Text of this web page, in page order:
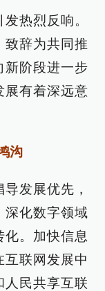
热烈反响。
致辞为共同推
新阶段进一步
展有着深远意
沟
发展优先，
深化数字领域
化。加快信息
互联网发展中
人民共享互联